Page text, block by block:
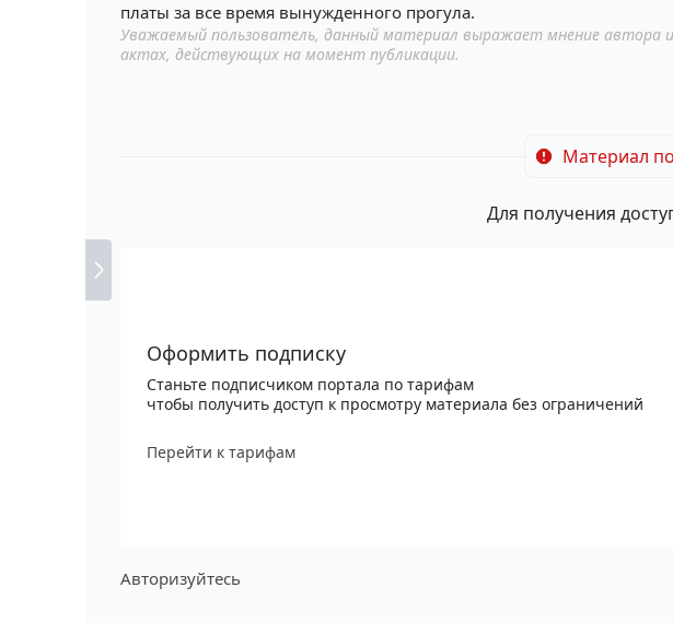
платы за все время вынужденного прогула.
Уважаемый пользователь, данный материал выражает мнение автора
актах, действующих на момент публикации.
Материал
Для получения
Оформить подписку
Станьте подписчиком портала по тарифам
чтобы получить доступ к просмотру материала без ограничений
Перейти к тарифам
Авторизуйтесь